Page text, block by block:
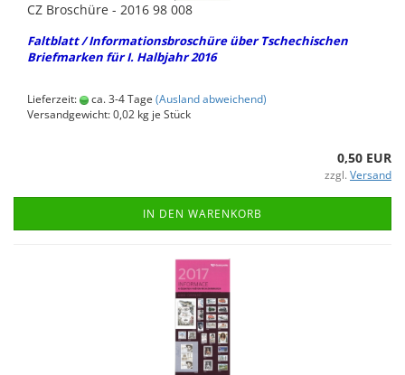
CZ Bro­schü­re - 2016 98 008
Falt­blatt / In­for­ma­ti­ons­bro­schü­re über Tsche­chi­schen
Brief­mar­ken für I. Halb­jahr 2016
Lieferzeit: ca. 3-4 Tage (Ausland abweichend)
Versandgewicht:0,02 kg je Stück
0,50 EUR
zzgl. Versand
IN DEN WARENKORB